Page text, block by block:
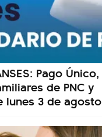
Pago Único,
de PNC y
lunes 3 de agosto